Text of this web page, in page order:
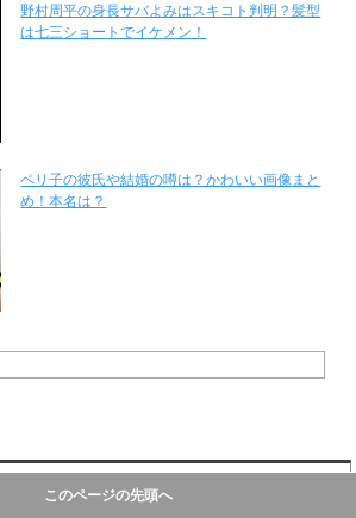
野村周平の身長サバよみはスキコト判明？髪型
は七三ショートでイケメン！
ペリ子の彼氏や結婚の噂は？かわいい画像まと
め！本名は？
このページの先頭へ